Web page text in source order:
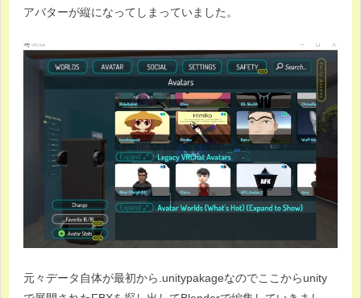
アバターが縦になってしまっていました。
元々データ自体が最初から.unitypakageなのでここからunity